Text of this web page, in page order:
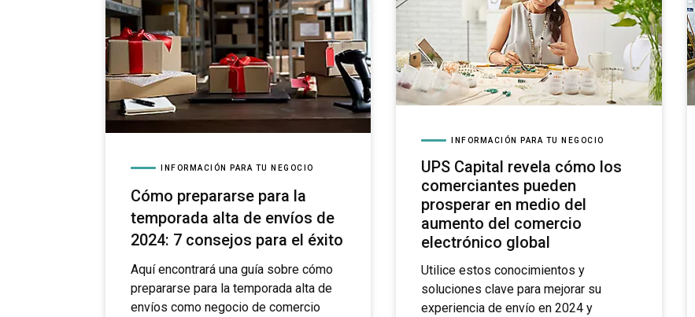
INFORMACIÓN PARA TU NEGOCIO
Cómo prepararse para la
temporada alta de envíos de
2024: 7 consejos para el éxito
Aquí encontrará una guía sobre cómo
prepararse para la temporada alta de
envíos como negocio de comercio
INFORMACIÓN PARA TU NEGOCIO
UPS Capital revela cómo los
comerciantes pueden
prosperar en medio del
aumento del comercio
electrónico global
Utilice estos conocimientos y
soluciones clave para mejorar su
experiencia de envío en 2024 y